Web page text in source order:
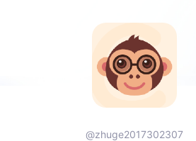
@zhuge2017302307